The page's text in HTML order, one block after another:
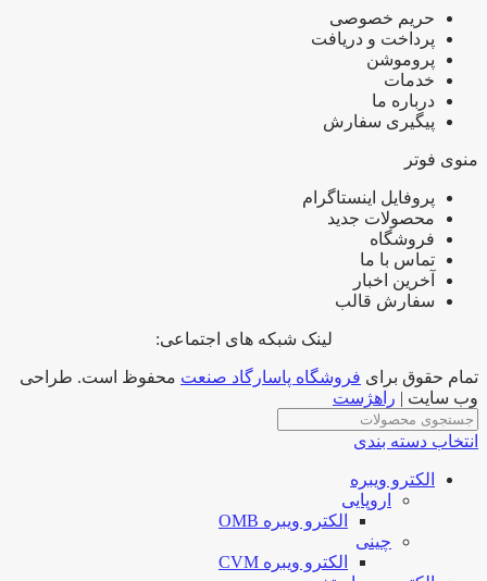
حریم خصوصی
پرداخت و دریافت
پروموشن
خدمات
درباره ما
پیگیری سفارش
منوی فوتر
پروفایل اینستاگرام
محصولات جدید
فروشگاه
تماس با ما
آخرین اخبار
سفارش قالب
لینک شبکه های اجتماعی:
تمام حقوق برای فروشگاه پاسارگاد صنعت محفوظ است. طراحی
وب سایت | راهژست
انتخاب دسته بندی
الکترو ویبره
اروپایی
الکترو ویبره OMB
چینی
الکترو ویبره CVM